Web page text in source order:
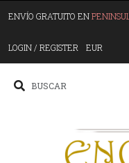
ENVÍO GRATUITO EN
LOGIN / REGISTER EUR